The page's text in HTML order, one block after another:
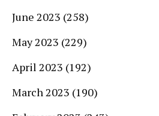
June 2023 (258)
May 2023 (229)
April 2023 (192)
March 2023 (190)